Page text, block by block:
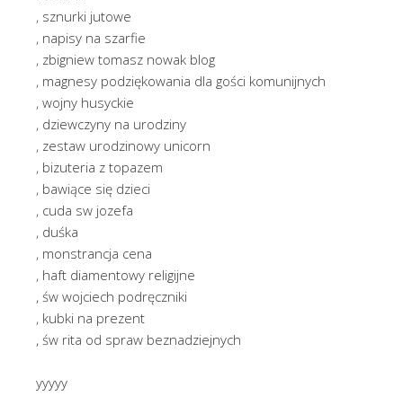
, sznurki jutowe
, napisy na szarfie
, zbigniew tomasz nowak blog
, magnesy podziękowania dla gości komunijnych
, wojny husyckie
, dziewczyny na urodziny
, zestaw urodzinowy unicorn
, bizuteria z topazem
, bawiące się dzieci
, cuda sw jozefa
, duśka
, monstrancja cena
, haft diamentowy religijne
, św wojciech podręczniki
, kubki na prezent
, św rita od spraw beznadziejnych
yyyyy